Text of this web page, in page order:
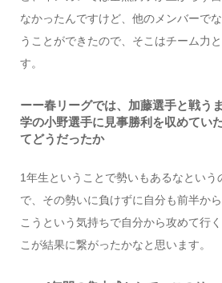
なかったんですけど、他のメンバーで
うことができたので、そこはチーム力
す。
ーー春リーグでは、加藤選手と戦う
学の小野選手に見事勝利を収めてい
てどうだったか
1年生ということで勢いもあるなという
で、その勢いに負けずに自分も前半か
こうという気持ちで自分から攻めて行
こが結果に繋がったかなと思います。